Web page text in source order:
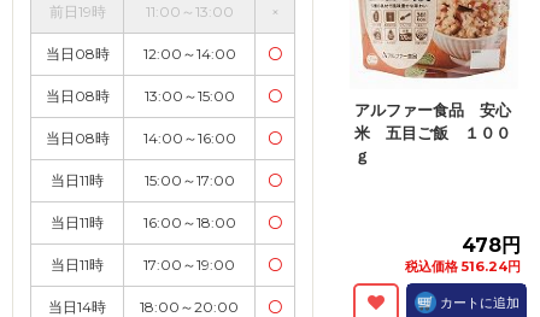
前日19時 11:00～13:00 ×
当日08時 12:00～14:00 〇
当日08時 13:00～15:00 〇
当日08時 14:00～16:00 〇
当日11時 15:00～17:00 〇
当日11時 16:00～18:00 〇
当日11時 17:00～19:00 〇
当日14時 18:00～20:00 〇
アルファー食品 安心
米 五目ご飯 １００
ｇ
478円
税込価格 516.24円
カートに追加